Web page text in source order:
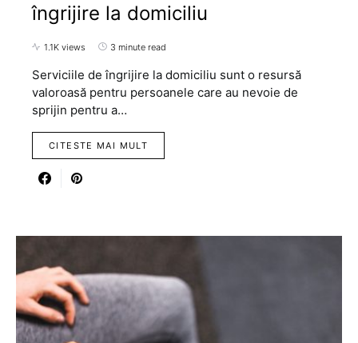
îngrijire la domiciliu
1.1K views 3 minute read
Serviciile de îngrijire la domiciliu sunt o resursă
valoroasă pentru persoanele care au nevoie de
sprijin pentru a…
CITESTE MAI MULT